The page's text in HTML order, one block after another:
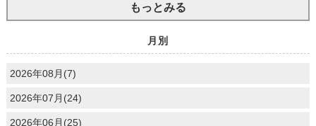
もっとみる
月別
2026年08月(7)
2026年07月(24)
2026年06月(25)